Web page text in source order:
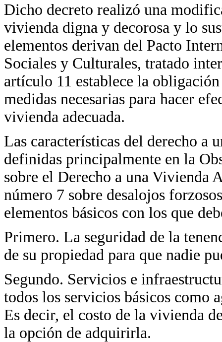
Dicho decreto realizó una
vivienda digna y decorosa y lo
elementos derivan del Pacto
Sociales y Culturales, tratado
artículo 11 establece la
medidas necesarias para hacer
vivienda adecuada.
Las características del derecho a
definidas principalmente en la
sobre el Derecho a una Vivienda
número 7 sobre desalojos
elementos básicos con los que
Primero. La seguridad de la
de su propiedad para que nadie
Segundo. Servicios e
todos los servicios básicos como
Es decir, el costo de la vivienda
la opción de adquirirla.